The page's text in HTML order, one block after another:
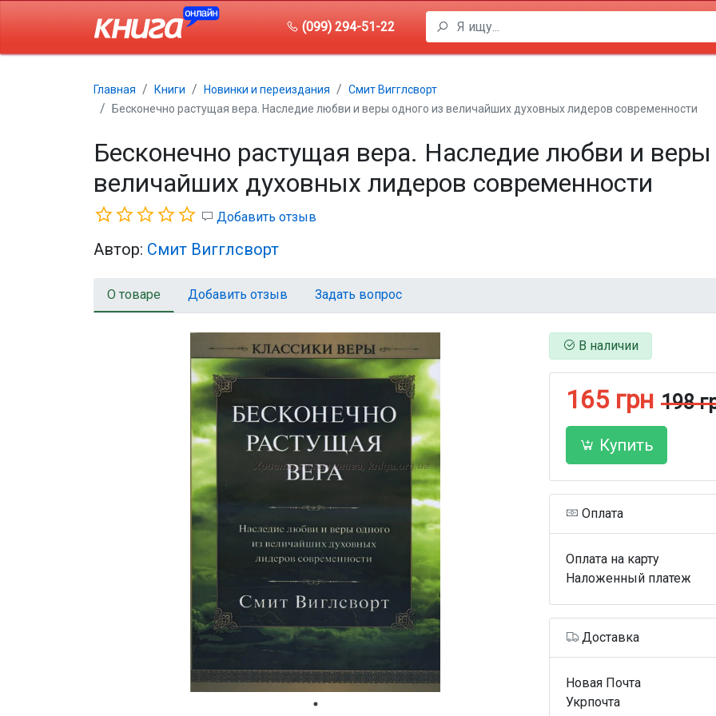
(099) 294-51-22
Главная Книги Новинки и переиздания
Смит Вигглсворт
Бесконечно растущая вера. Наследие любви и веры одного из величайших духовных лидеров современности
Бесконечно растущая вера. Наследие любви и веры
величайших духовных лидеров современности
Добавить отзыв
Автор: Смит Вигглсворт
О товаре Добавить отзыв Задать вопрос
В наличии
165 грн 198
Купить
Оплата
Оплата на карту
Наложенный платеж
Доставка
Новая Почта
Укрпочта